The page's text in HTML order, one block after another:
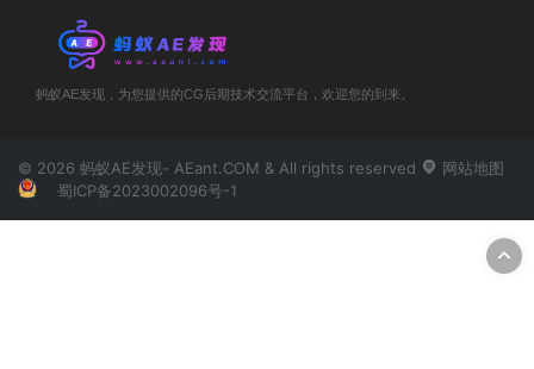
蚂蚁AE发现，为您提供的CG后期技术交流平台，欢迎您的到来。
© 2026 蚂蚁AE发现- AEant.COM & All rights reserved
网站地图
蜀ICP备2023002096号-1